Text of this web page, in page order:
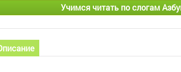
Учимся читать по слогам